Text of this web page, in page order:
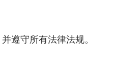
遵守所有法律法规。